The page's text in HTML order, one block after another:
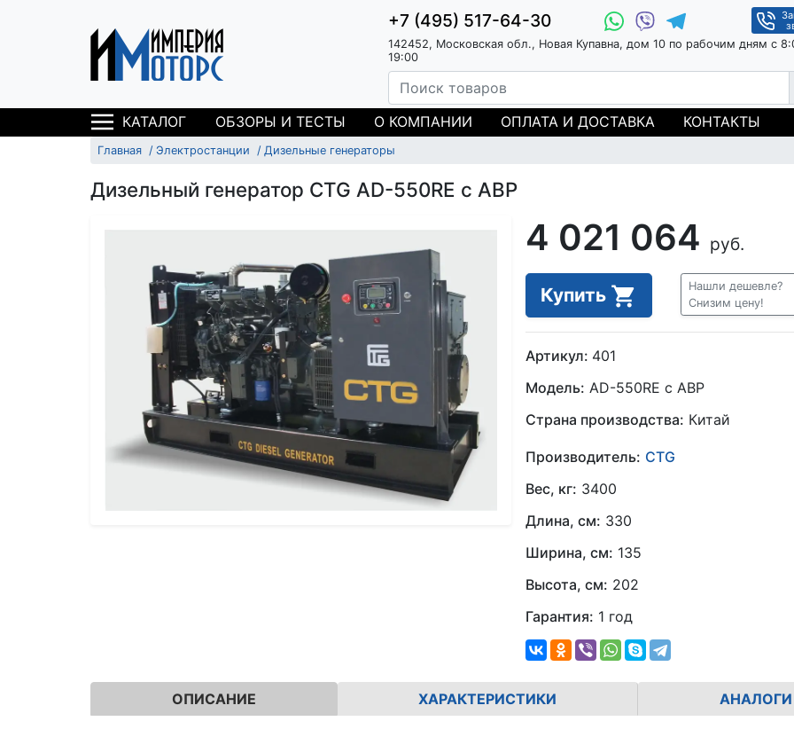
+7 (495) 517-64-30
142452, Московская обл., Новая Купавна, дом 10 по рабочим дням с
19:00
КАТАЛОГ ОБЗОРЫ И ТЕСТЫ О КОМПАНИИ ОПЛАТА И ДОСТАВКА КОНТАКТЫ
Главная Электростанции Дизельные генераторы
Дизельный генератор CTG AD-550RE с АВР
4 021 064 руб.
Купить
Нашли дешевле?
Снизим цену!
Артикул: 401
Модель: AD-550RE с АВР
Страна производства: Китай
Производитель: CTG
Вес, кг: 3400
Длина, см: 330
Ширина, см: 135
Высота, см: 202
Гарантия: 1 год
ОПИСАНИЕ ХАРАКТЕРИСТИКИ АНАЛОГИ